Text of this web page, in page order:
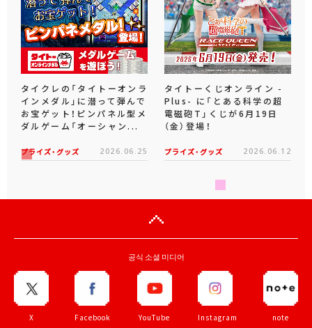
タイクレの「タイトーオンラ
インメダル」に潜って弾んで
お宝ゲット！ピンパネル型メ
ダルゲーム「オーシャン...
プライズ・グッズ 2026.06.25
タイトーくじオンライン -
Plus- に「とある科学の超
電磁砲T」くじが6月19日
（金）登場！
プライズ・グッズ 2026.06.12
공식 소셜 미디어
X Facebook YouTube Instagram note